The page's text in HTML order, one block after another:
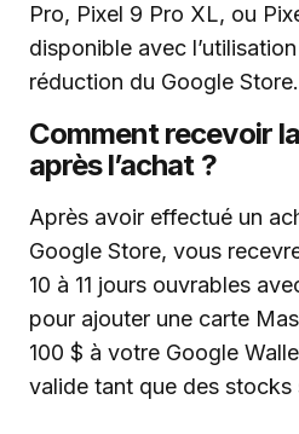
Pro, Pixel 9 Pro XL, ou
disponible avec
réduction du Google Store.
Comment recevoir
après l’achat ?
Après avoir effectué un
Google Store, vous
10 à 11 jours ouvrables
pour ajouter une carte
100 $ à votre Google
valide tant que des stocks